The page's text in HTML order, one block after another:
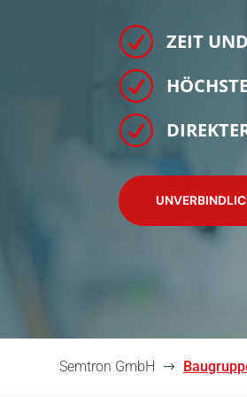
R ZEIT
R
R
Semtron GmbH $